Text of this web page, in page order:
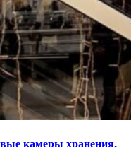
камеры хранения,